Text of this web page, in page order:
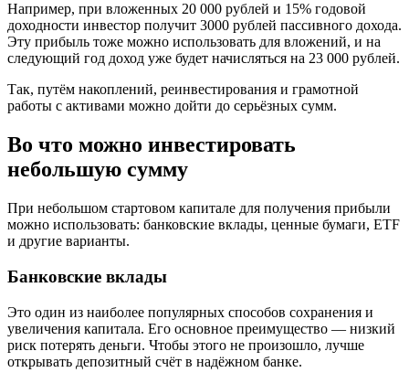
Например, при вложенных 20 000 рублей и 15% годовой
доходности инвестор получит 3000 рублей пассивного дохода.
Эту прибыль тоже можно использовать для вложений, и на
следующий год доход уже будет начисляться на 23 000 рублей.
Так, путём накоплений, реинвестирования и грамотной
работы с активами можно дойти до серьёзных сумм.
Во что можно инвестировать
небольшую сумму
При небольшом стартовом капитале для получения прибыли
можно использовать: банковские вклады, ценные бумаги, ETF
и другие варианты.
Банковские вклады
Это один из наиболее популярных способов сохранения и
увеличения капитала. Его основное преимущество — низкий
риск потерять деньги. Чтобы этого не произошло, лучше
открывать депозитный счёт в надёжном банке.